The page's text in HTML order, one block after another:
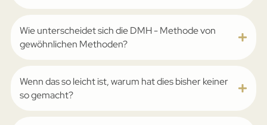
Wie unterscheidet sich die ­DMH - Methode von
gewöhnlichen Methoden?
Wenn das so leicht ist, warum hat dies bisher keiner
so gemacht?